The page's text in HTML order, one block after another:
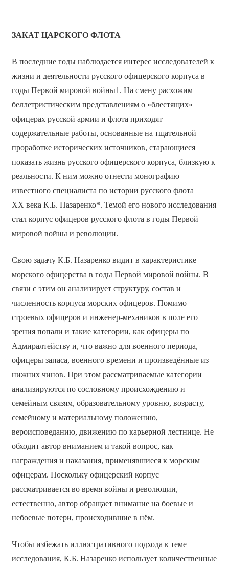
ЗАКАТ ЦАРСКОГО ФЛОТА
В последние годы наблюдается интерес исследователей к
жизни и деятельности русского офицерского корпуса в
годы Первой мировой войны1. На смену расхожим
беллетристическим представлениям о «блестящих»
офицерах русской армии и флота приходят
содержательные работы, основанные на тщательной
проработке исторических источников, старающиеся
показать жизнь русского офицерского корпуса, близкую к
реальности. К ним можно отнести монографию
известного специалиста по истории русского флота
XX века К.Б. Назаренко*. Темой его нового исследования
стал корпус офицеров русского флота в годы Первой
мировой войны и революции.
Свою задачу К.Б. Назаренко видит в характеристике
морского офицерства в годы Первой мировой войны. В
связи с этим он анализирует структуру, состав и
численность корпуса морских офицеров. Помимо
строевых офицеров и инженер-механиков в поле его
зрения попали и такие категории, как офицеры по
Адмиралтейству и, что важно для военного периода,
офицеры запаса, военного времени и произведённые из
нижних чинов. При этом рассматриваемые категории
анализируются по сословному происхождению и
семейным связям, образовательному уровню, возрасту,
семейному и материальному положению,
вероисповеданию, движению по карьерной лестнице. Не
обходит автор вниманием и такой вопрос, как
награждения и наказания, применявшиеся к морским
офицерам. Поскольку офицерский корпус
рассматривается во время войны и революции,
естественно, автор обращает внимание на боевые и
небоевые потери, происходившие в нём.
Чтобы избежать иллюстративного подхода к теме
исследования, К.Б. Назаренко использует количественные